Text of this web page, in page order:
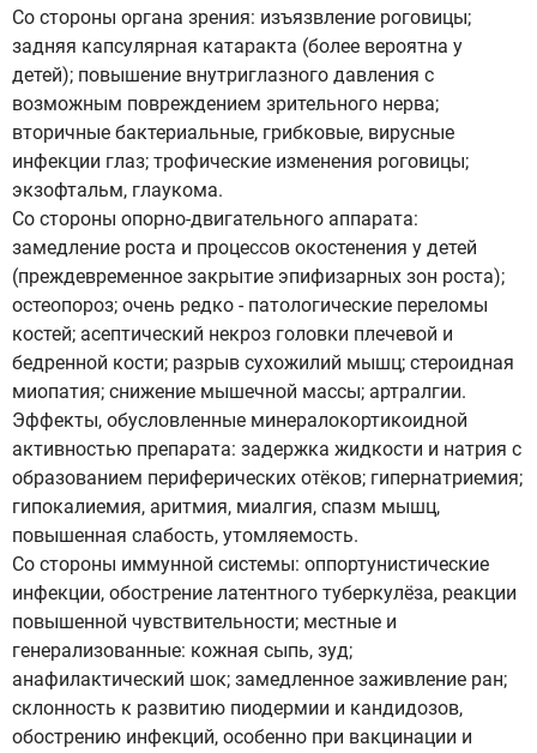
Со стороны органа зрения: изъязвление роговицы;
задняя капсулярная катаракта (более вероятна у
детей); повышение внутриглазного давления с
возможным повреждением зрительного нерва;
вторичные бактериальные, грибковые, вирусные
инфекции глаз; трофические изменения роговицы;
экзофтальм, глаукома.
Со стороны опорно-двигательного аппарата:
замедление роста и процессов окостенения у детей
(преждевременное закрытие эпифизарных зон роста);
остеопороз; очень редко - патологические переломы
костей; асептический некроз головки плечевой и
бедренной кости; разрыв сухожилий мышц; стероидная
миопатия; снижение мышечной массы; артралгии.
Эффекты, обусловленные минералокортикоидной
активностью препарата: задержка жидкости и натрия с
образованием периферических отёков; гипернатриемия;
гипокалиемия, аритмия, миалгия, спазм мышц,
повышенная слабость, утомляемость.
Со стороны иммунной системы: оппортунистические
инфекции, обострение латентного туберкулёза, реакции
повышенной чувствительности; местные и
генерализованные: кожная сыпь, зуд;
анафилактический шок; замедленное заживление ран;
склонность к развитию пиодермии и кандидозов,
обострению инфекций, особенно при вакцинации и